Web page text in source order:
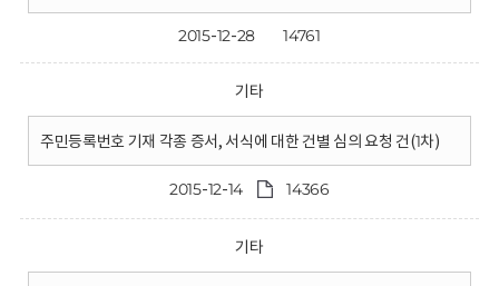
2015-12-28 14761
기타
주민등록번호 기재 각종 증서, 서식에 대한 건별 심의 요청 건(1차)
2015-12-14 14366
기타